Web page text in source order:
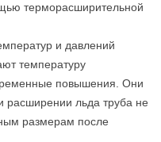
терморасширительной
и давлений
температуру
повышения. Они
льда труба не
размерам после